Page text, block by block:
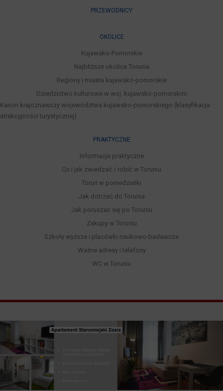
PRZEWODNICY
OKOLICE
Kujawsko-Pomorskie
Najbliższe okolice Torunia
Regiony i miasta kujawsko-pomorskie
Dziedzictwo kulturowe w woj. kujawsko-pomorskim
Kanon krajoznawczy województwa kujawsko-pomorskiego (klasyfikacja
atrakcyjności turystycznej)
PRAKTYCZNE
Informacje praktyczne
Co i jak zwiedzać / robić w Toruniu
Toruń w poniedziałki
Jak dotrzeć do Torunia
Jak poruszać się po Toruniu
Zakupy w Toruniu
Szkoły wyższe i placówki naukowo-badawcze
Ważne adresy i telefony
WC w Toruniu